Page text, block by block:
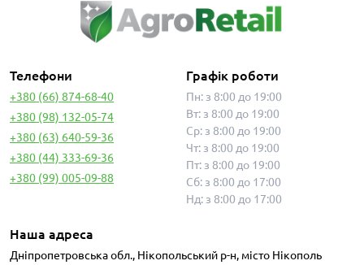
Телефони
+380 (66) 874-68-40
+380 (98) 132-05-74
+380 (63) 640-59-36
+380 (44) 333-69-36
+380 (99) 005-09-88
Графік роботи
Пн: з 8:00 до 19:00
Вт: з 8:00 до 19:00
Ср: з 8:00 до 19:00
Чт: з 8:00 до 19:00
Пт: з 8:00 до 19:00
Сб: з 8:00 до 17:00
Нд: з 8:00 до 17:00
Наша адреса
Дніпропетровська обл., Нікопольський р-н, місто Нікополь